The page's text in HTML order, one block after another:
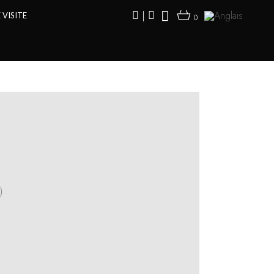
VISITE | 0